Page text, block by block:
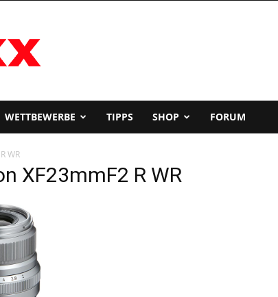
WETTBEWERBE TIPPS SHOP FORUM
WR
XF23mmF2 R WR